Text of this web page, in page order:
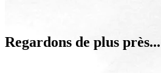
Regardons de plus près...